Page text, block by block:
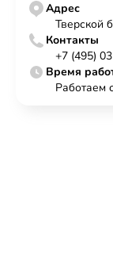
Адрес
Тверской
Контакты
+7 (495)
Время
Работаем